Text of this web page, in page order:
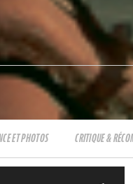
ET PHOTOS CRITIQUE &